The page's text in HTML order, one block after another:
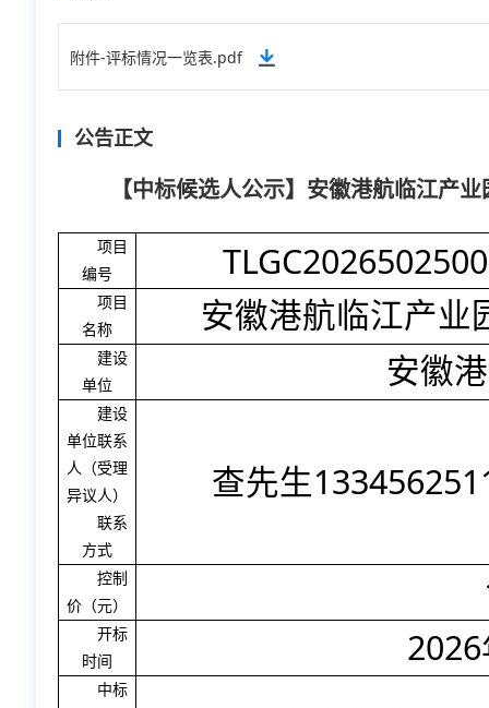
附件-评标情况一览表.pdf
公告正文
【中标候选人公示】安徽港航临江产
项目
编号
项目
名称
安徽港航临江产业
建设
单位
安徽
建设
单位联系
人（受理
异议人）
联系
方式
查先生
控制
价（元）
开标
时间
2026
中标